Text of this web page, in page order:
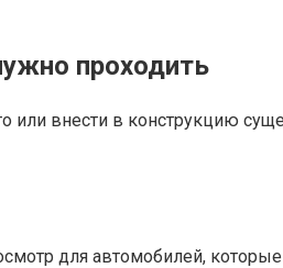
проходить
или внести в конструкцию
для автомобилей,